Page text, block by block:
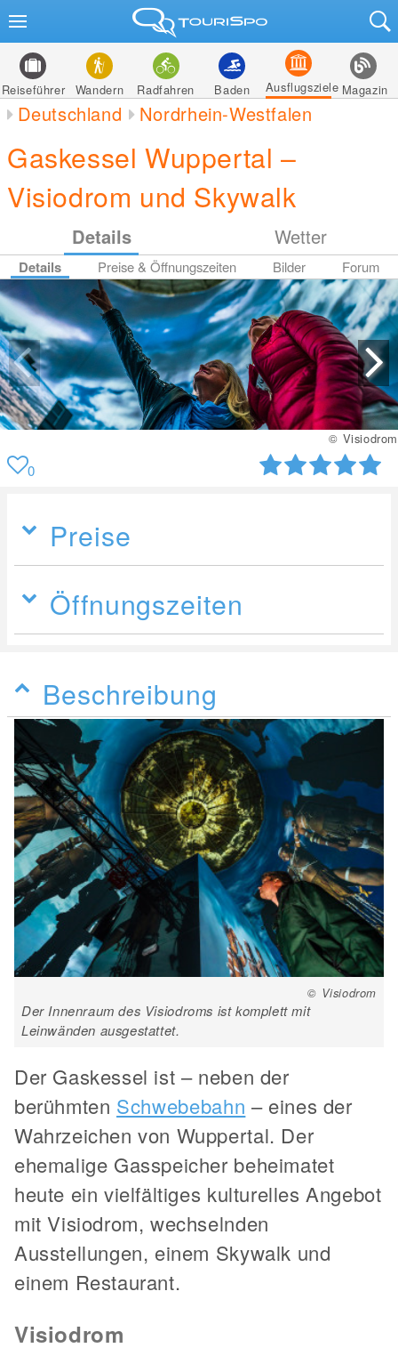
Reiseführer Wandern Radfahren Baden Ausflugsziele Magazin
Deutschland Nordrhein-Westfalen
Gaskessel Wuppertal –
Visiodrom und Skywalk
Details Wetter
Details Preise & Öffnungszeiten Bilder Forum
© Visiodrom
0
Preise
Öffnungszeiten
Beschreibung
© Visiodrom
Der Innenraum des Visiodroms ist komplett mit
Leinwänden ausgestattet.
Der Gaskessel ist – neben der
berühmten Schwebebahn – eines der
Wahrzeichen von Wuppertal. Der
ehemalige Gasspeicher beheimatet
heute ein vielfältiges kulturelles Angebot
mit Visiodrom, wechselnden
Ausstellungen, einem Skywalk und
einem Restaurant.
Visiodrom